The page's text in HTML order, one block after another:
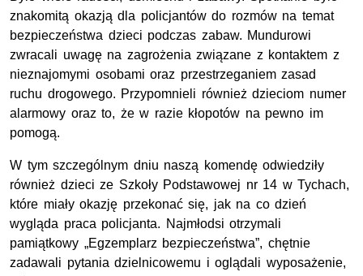
znakomitą okazją dla policjantów do rozmów na temat
bezpieczeństwa dzieci podczas zabaw. Mundurowi
zwracali uwagę na zagrożenia związane z kontaktem z
nieznajomymi osobami oraz przestrzeganiem zasad
ruchu drogowego. Przypomnieli równieżdzieciom numer
alarmowy oraz to, że w razie kłopotów na pewno im
pomogą.
W tym szczególnym dniu naszą komendę odwiedziły
również dzieci ze Szkoły Podstawowej nr 14 w Tychach,
które miały okazję przekonać się, jak na co dzień
wygląda praca policjanta. Najmłodsi otrzymali
pamiątkowy „Egzemplarz bezpieczeństwa”, chętnie
zadawali pytania dzielnicowemu i oglądali wyposażenie,